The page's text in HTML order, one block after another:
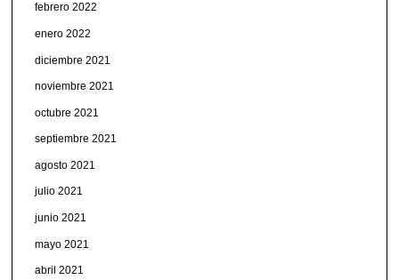
febrero 2022
enero 2022
diciembre 2021
noviembre 2021
octubre 2021
septiembre 2021
agosto 2021
julio 2021
junio 2021
mayo 2021
abril 2021